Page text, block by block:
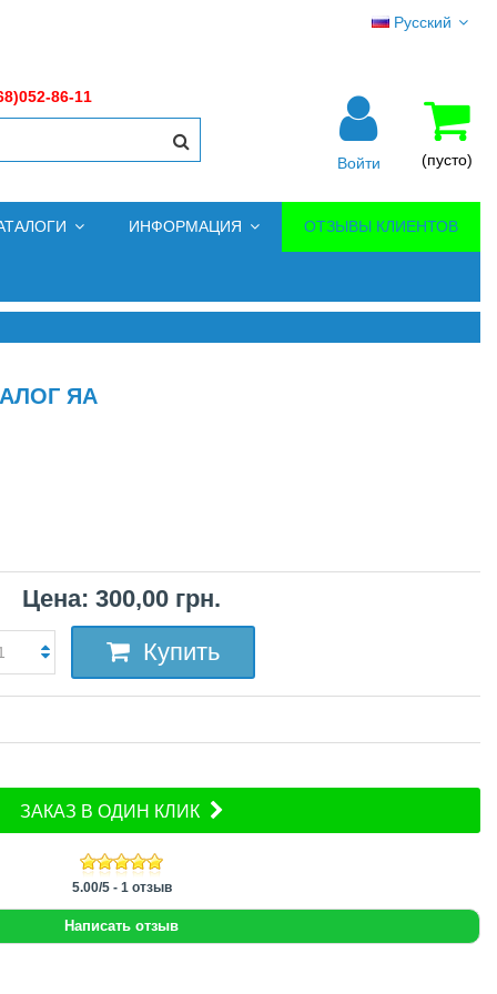
Русский
86-11
(пусто)
Войти
ОТЗЫВЫ КЛИЕНТОВ
ИНФОРМАЦИЯ
ЯА
Цена: 300,00 грн.
Купить
ЗАКАЗ В ОДИН КЛИК
5.00/5- 1отзыв
Написать отзыв